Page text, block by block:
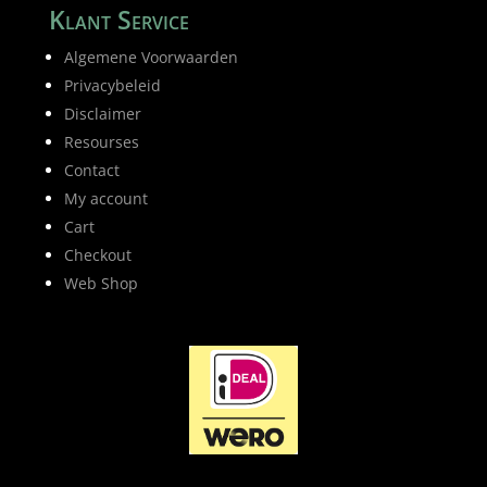
Klant Service
Algemene Voorwaarden
Privacybeleid
Disclaimer
Resourses
Contact
My account
Cart
Checkout
Web Shop